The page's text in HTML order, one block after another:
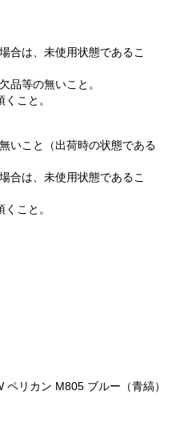
合は、未使用状態であるこ
品等の無いこと。
こと。
いこと（出荷時の状態である
合は、未使用状態であるこ
こと。
リカン M805 ブルー（青縞）